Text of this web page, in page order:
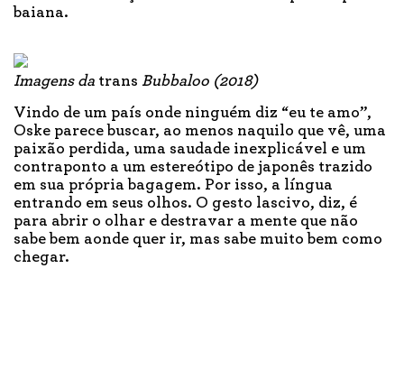
baiana.
Imagens da trans Bubbaloo (2018)
Vindo de um país onde ninguém diz “eu te amo”,
Oske parece buscar, ao menos naquilo que vê, uma
paixão perdida, uma saudade inexplicável e um
contraponto a um estereótipo de japonês trazido
em sua própria bagagem. Por isso, a língua
entrando em seus olhos. O gesto lascivo, diz, é
para abrir o olhar e destravar a mente que não
sabe bem aonde quer ir, mas sabe muito bem como
chegar.